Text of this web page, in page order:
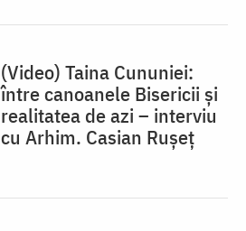
(Video) Taina Cununiei:
între canoanele Bisericii și
realitatea de azi – interviu
cu Arhim. Casian Rușeț